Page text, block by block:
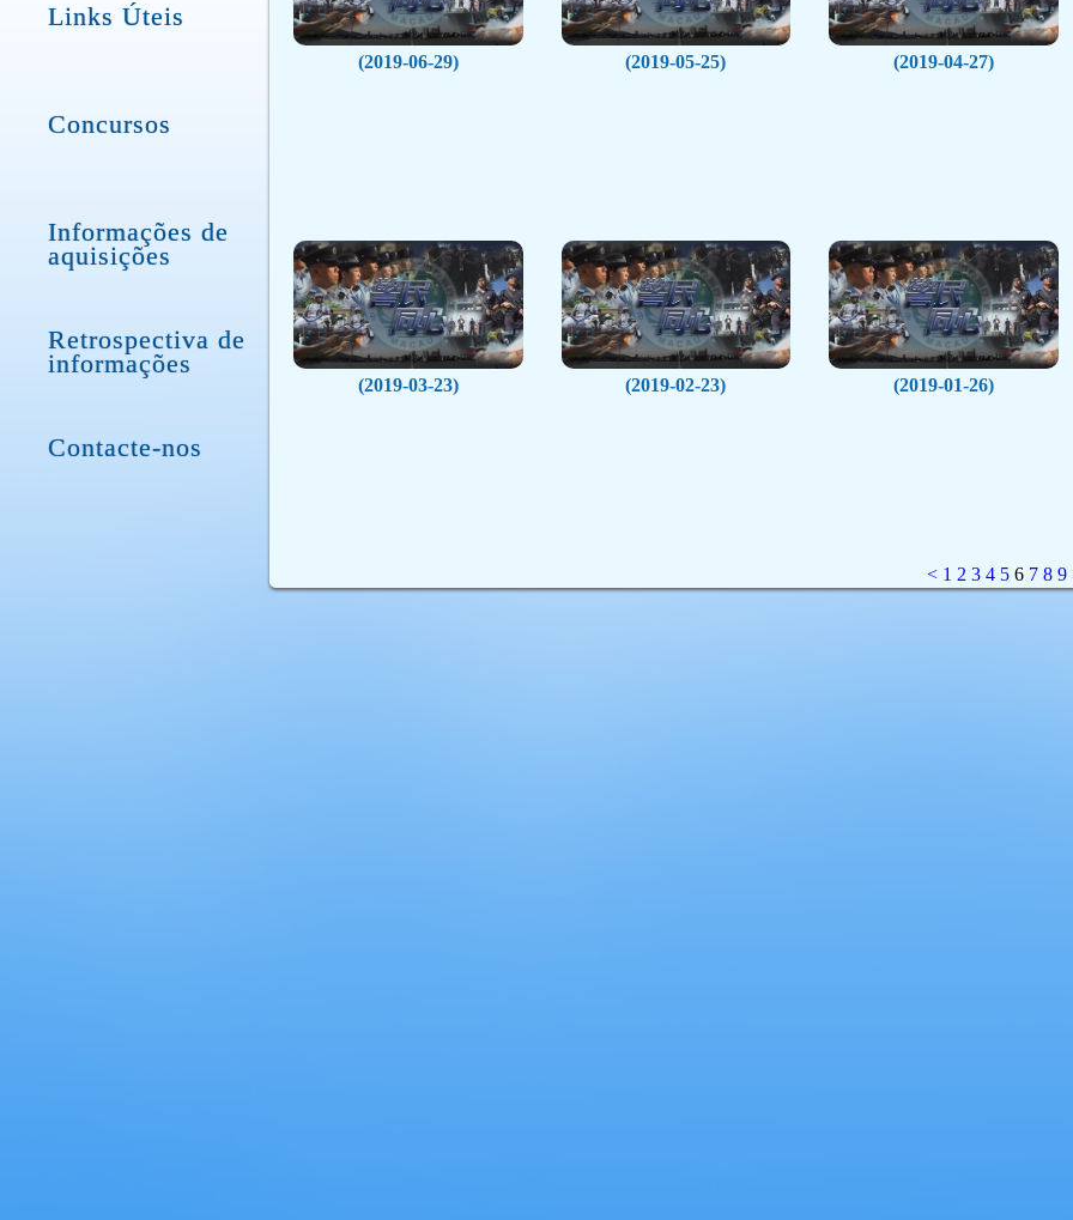
Links Úteis
Concursos
Informações de
aquisições
Retrospectiva de
informações
Contacte-nos
(2019-06-29) (2019-05-25) (2019-04-27)
(2019-03-23) (2019-02-23) (2019-01-26)
< 1 2 3 4 5 6 7 8 9